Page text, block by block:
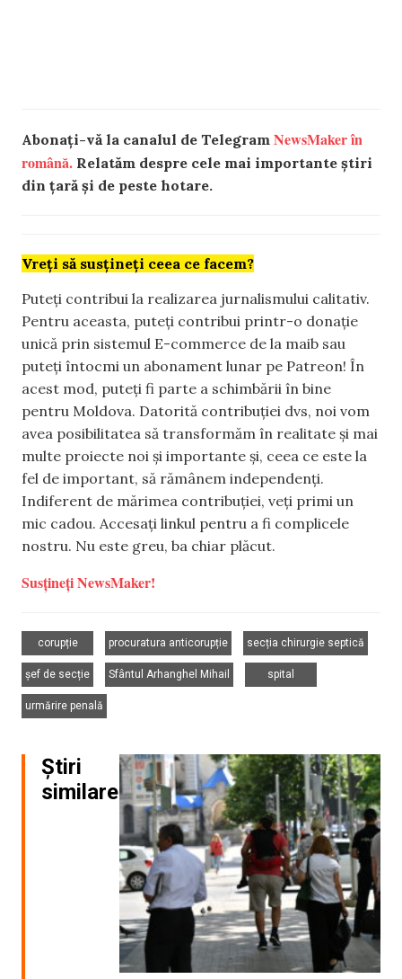
Abonați-vă la canalul de Telegram NewsMaker în
română. Relatăm despre cele mai importante știri
din țară și de peste hotare.
Vreți să susțineți ceea ce facem?
Puteți contribui la realizarea jurnalismului calitativ.
Pentru aceasta, puteți contribui printr-o donație
unică prin sistemul E-commerce de la maib sau
puteți întocmi un abonament lunar pe Patreon! În
acest mod, puteți fi parte a schimbării în bine
pentru Moldova. Datorită contribuției dvs, noi vom
avea posibilitatea să transformăm în realitate și mai
multe proiecte noi și importante și, ceea ce este la
fel de important, să rămânem independenți.
Indiferent de mărimea contribuției, veți primi un
mic cadou. Accesați linkul pentru a fi complicele
nostru. Nu este greu, ba chiar plăcut.
Susțineți NewsMaker!
corupție
procuratura anticorupție
secția chirurgie septică
șef de secție
Sfântul Arhanghel Mihail
spital
urmărire penală
Știri
similare